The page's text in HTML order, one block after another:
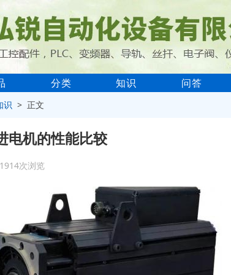
分类 知识 问答
识 > 正文
电机的性能比较
次浏览